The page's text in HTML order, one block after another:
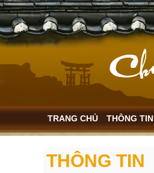
TRANG CHỦ THÔNG TIN
THÔNG TIN